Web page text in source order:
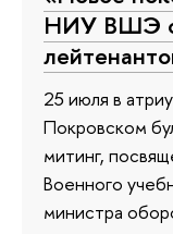
НИУ ВШЭ
25 июля в
Покровском
митинг,
Военного
министра